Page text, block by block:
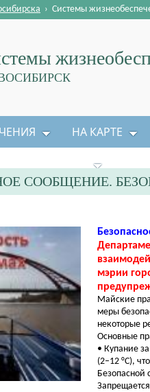
› Системы
НА КАРТЕ
СООБЩЕНИЕ.
мэрии
Майские
меры
некоторые
Основные
• Купание
(2–12 °C),
Безопасной